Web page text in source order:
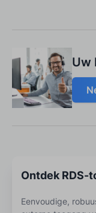
Uw
Ontdek RDS-
Eenvoudige,